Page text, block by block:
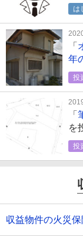
は
「
年
投
「
を
投
収益物件の火災